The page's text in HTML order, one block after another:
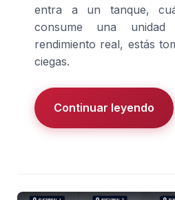
entra a un tanque,
consume una
rendimiento real, estás
ciegas.
Continuar leyendo